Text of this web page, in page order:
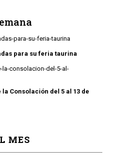
para su feria taurina
Consolación del 5 al 13 de
MES